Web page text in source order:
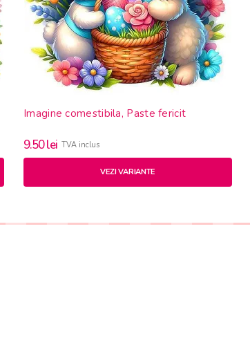
Imagine comestibila, Paste fericit
9.50lei TVA inclus
VEZI VARIANTE